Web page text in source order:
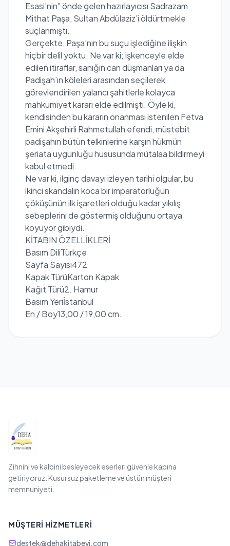
Esasi’nin" önde gelen hazırlayıcısı Sadrazam
Mithat Paşa, Sultan Abdülaziz’i öldürtmekle
suçlanmıştı.
Gerçekte, Paşa’nın bu suçu işlediğine ilişkin
hiçbir delil yoktu. Ne var ki; işkenceyle elde
edilen itiraflar, sanığın can düşmanları ya da
Padişah’ın köleleri arasından seçilerek
görevlendirilen yalancı şahitlerle kolayca
mahkumiyet kararı elde edilmişti. Öyle ki,
kendisinden bu kararın onanması istenilen Fetva
Emini Akşehirli Rahmetullah efendi, müstebit
padişahın bütün telkinlerine karşın hükmün
şeriata uygunluğu hususunda mütalaa bildirmeyi
kabul etmedi.
Ne var ki, ilginç davayı izleyen tarihi olgular, bu
ikinci skandalın koca bir imparatorluğun
çöküşünün ilk işaretleri olduğu kadar yıkılış
sebeplerini de göstermiş olduğunu ortaya
koyuyor gibiydi.
KİTABIN ÖZELLİKLERİ
Basım DiliTürkçe
Sayfa Sayısı472
Kapak TürüKarton Kapak
Kağıt Türü2. Hamur
Basım Yeriİstanbul
En / Boy13,00 / 19,00 cm.
Zihnini ve kalbini besleyecek eserleri güvenle kapına
getiriyoruz. Kusursuz paketleme ve üstün müşteri
memnuniyeti.
MÜŞTERI HIZMETLERI
destek@dehakitabevi.com